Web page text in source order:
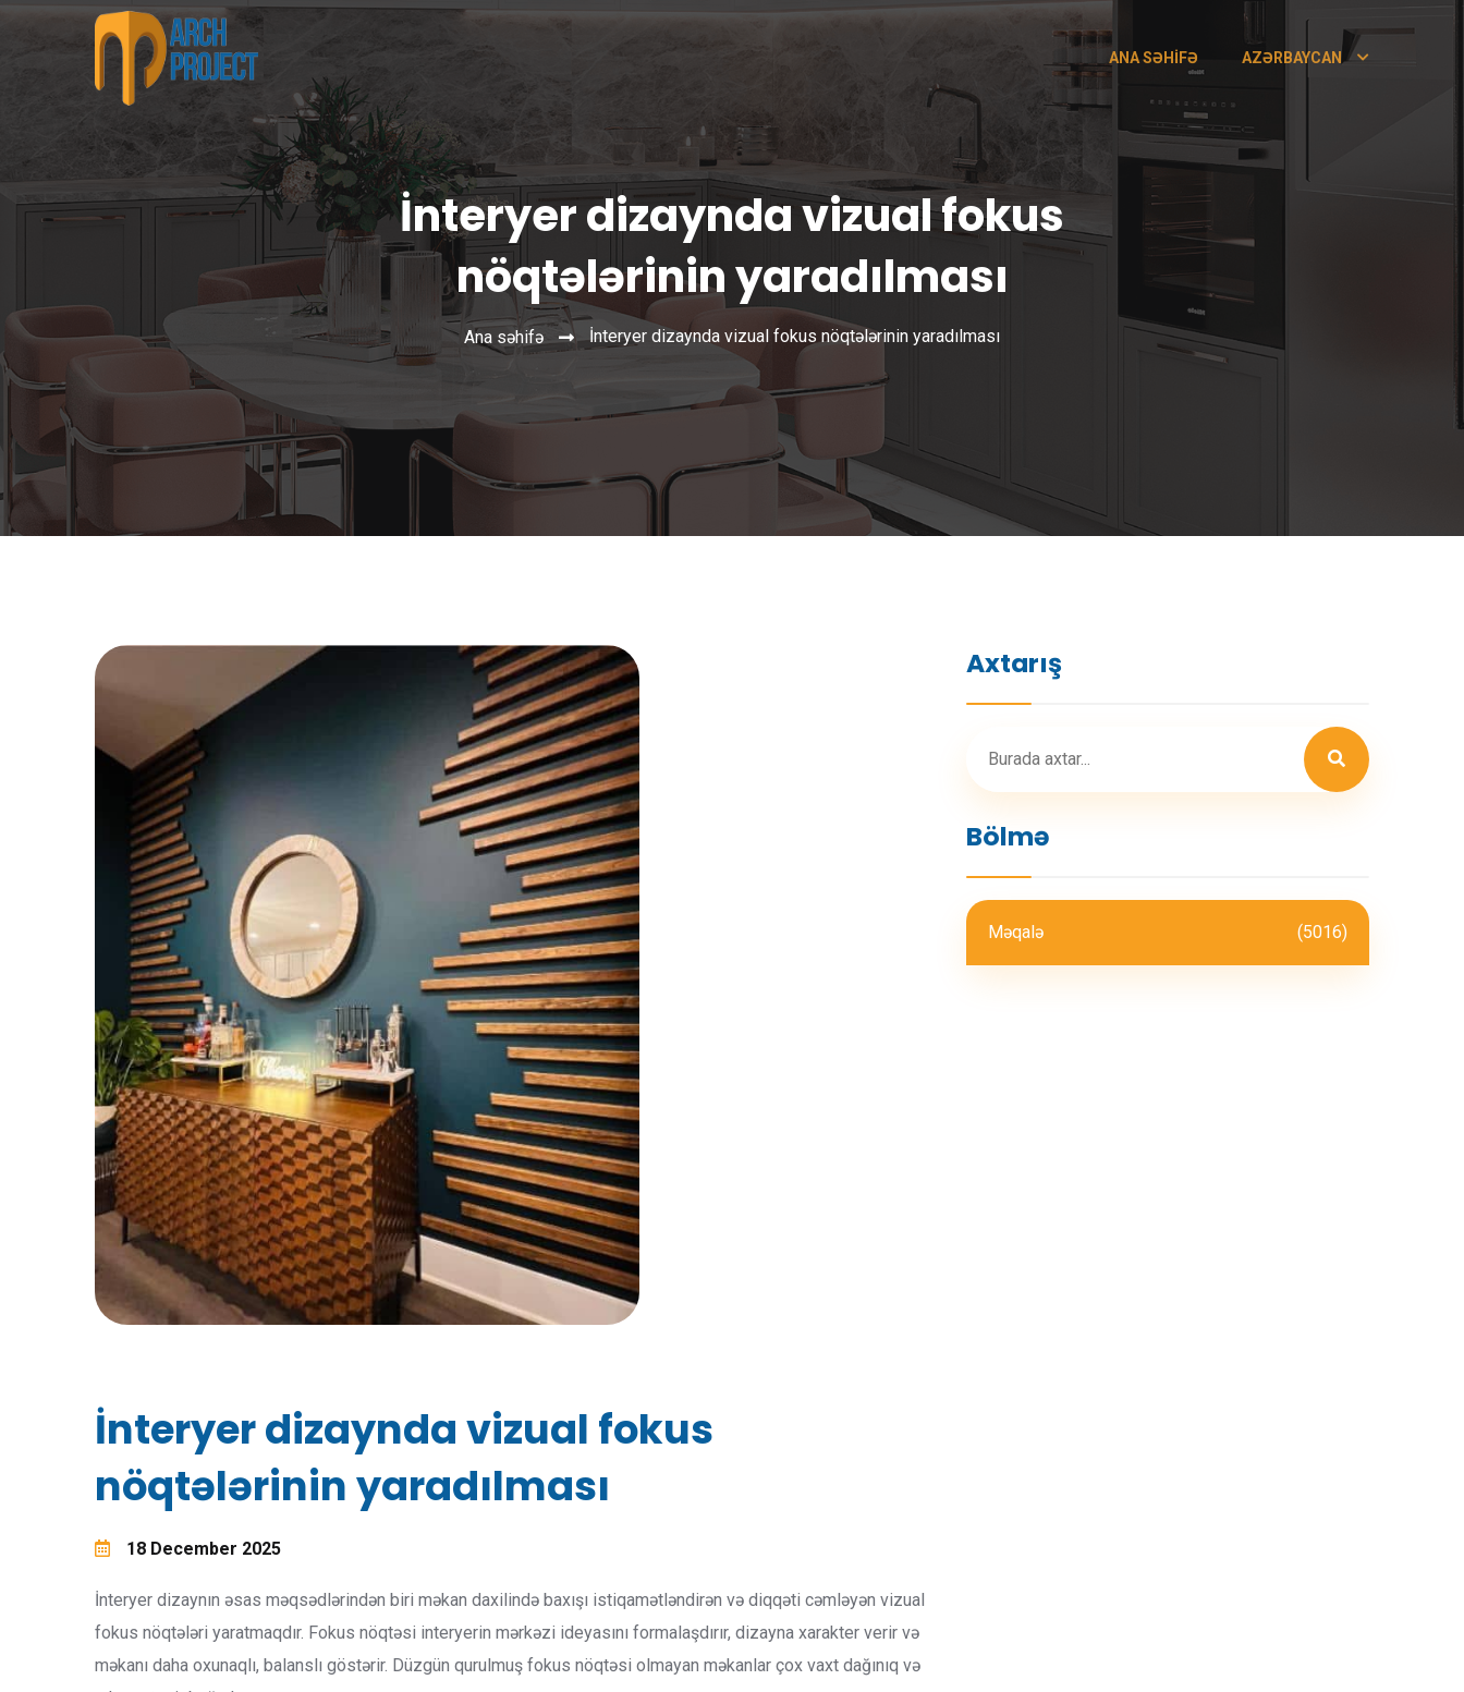
ANA SƏHIFƏ AZƏRBAYCAN
İnteryer dizaynda vizual fokus
nöqtələrinin yaradılması
Ana səhifə İnteryer dizaynda vizual fokus nöqtələrinin yaradılması
İnteryer dizaynda vizual fokus
nöqtələrinin yaradılması
18 December 2025
İnteryer dizaynın əsas məqsədlərindən biri məkan daxilində baxışı istiqamətləndirən və diqqəti cəmləyən vizual
fokus nöqtələri yaratmaqdır. Fokus nöqtəsi interyerin mərkəzi ideyasını formalaşdırır, dizayna xarakter verir və
məkanı daha oxunaqlı, balanslı göstərir. Düzgün qurulmuş fokus nöqtəsi olmayan məkanlar çox vaxt dağınıq və
Axtarış
Bölmə
Məqalə (5016)